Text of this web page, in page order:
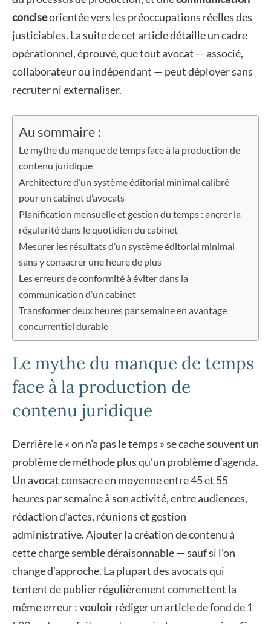
conciseorientée vers les préoccupations réelles des
justiciables. La suite de cet article détaille un cadre
opérationnel, éprouvé, que tout avocat — associé,
collaborateur ou indépendant — peut déployer sans
recruter ni externaliser.
Au sommaire :
Le mythe du manque de temps face à la production de
contenu juridique
Architecture d’un système éditorial minimal calibré
pour un cabinet d’avocats
Planification mensuelle et gestion du temps : ancrer la
régularité dans le quotidien du cabinet
Mesurer les résultats d’un système éditorial minimal
sans y consacrer une heure de plus
Les erreurs de conformité à éviter dans la
communication d’un cabinet
Transformer deux heures par semaine en avantage
concurrentiel durable
Le mythe du manque de temps
face à la production de
contenu juridique
Derrière le « on n’a pas le temps » se cache souvent un
problème de méthode plus qu’un problème d’agenda.
Un avocat consacre en moyenne entre 45 et 55
heures par semaine à son activité, entre audiences,
rédaction d’actes, réunions et gestion
administrative. Ajouter la création de contenu à
cette charge semble déraisonnable — sauf si l’on
change d’approche. La plupart des avocats qui
tentent de publier régulièrement commettent la
même erreur : vouloir rédiger un article de fond de 1